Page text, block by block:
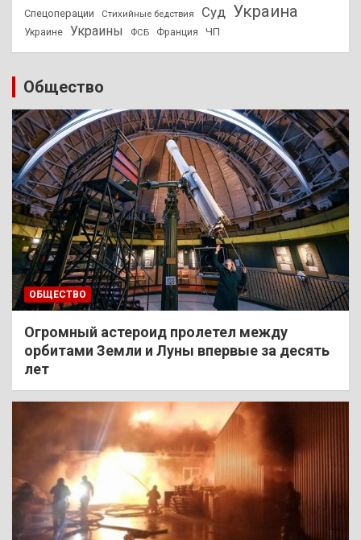
Спецоперации Стихийные бедствия Суд Украина
Украине Украины ФСБ Франция ЧП
Общество
ОБЩЕСТВО
Огромный астероид пролетел между
орбитами Земли и Луны впервые за десять
лет